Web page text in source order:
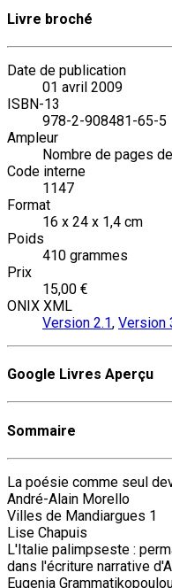
Livre broché
Date de publication
01 avril 2009
ISBN-13
978-2-908481-65-5
Ampleur
Nombre de pages
Code interne
1147
Format
16 x 24 x 1,4 cm
Poids
410 grammes
Prix
15,00 €
ONIX XML
Version 2.1, Version
Google Livres Aperçu
Sommaire
La poésie comme seul
André-Alain Morello
Villes de Mandiargues 1
Lise Chapuis
L'Italie palimpseste :
dans l'écriture narrative
Eugenia